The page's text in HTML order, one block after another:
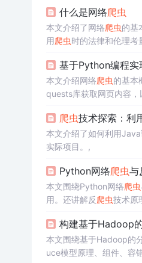
什么是网络爬虫
本文介绍了网络爬虫的基
用爬虫时的法律和伦理考
基于Python编程实
本文介绍网络爬虫的基本
quests库获取网页内容
爬虫技术探索：利
本文介绍了如何利用
实际项目。,
Python网络爬虫与
本文围绕Python网络爬虫
用。还讲解反爬虫技术原
构建基于Hadoop
本文围绕基于Hadoop的
uce模型原理、组件、容